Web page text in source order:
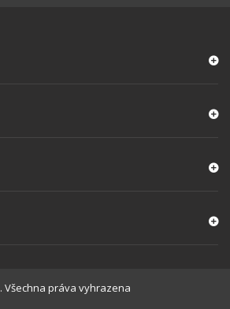
. Všechna práva vyhrazena